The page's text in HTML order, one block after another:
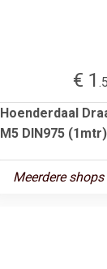
€ 1
Hoenderdaal
M5 DIN975 (1mtr)
Meerdere shops